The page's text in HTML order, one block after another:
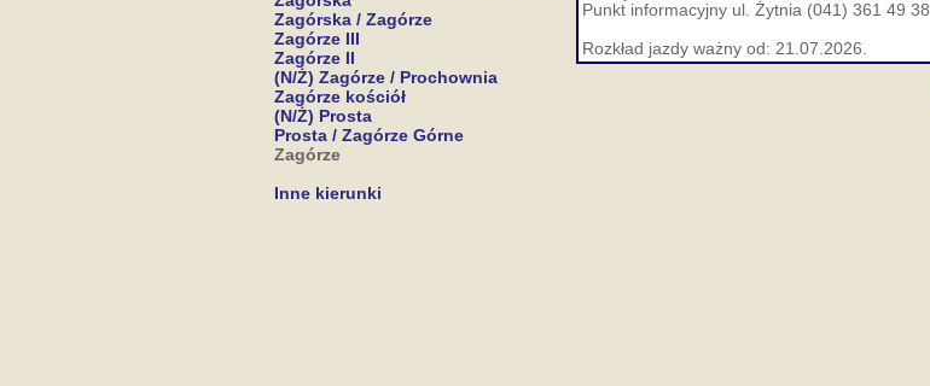
Zagórska / Zagórze
Zagórze III
Zagórze II
(N/Ż) Zagórze / Prochownia
Zagórze kościół
(N/Ż) Prosta
Prosta / Zagórze Górne
Zagórze
Inne kierunki
Punkt informacyjny ul. Żytnia (041) 361 49 38
Rozkład jazdy ważny od: 21.07.2026.